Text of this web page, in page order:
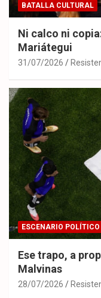
BATALLA CULTURAL
Ni calco ni
Mariátegui
31/07/2026
ESCENARIO POLÍTICO
Ese trapo, a
Malvinas
28/07/2026